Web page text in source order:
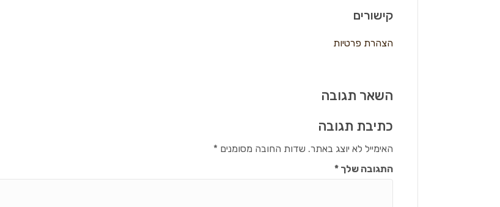
קישורים
הצהרת פרטיות
השאר תגובה
כתיבת תגובה
האימייל לא יוצג באתר. שדות החובה מסומנים*
התגובה שלך*